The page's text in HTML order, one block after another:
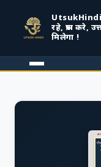
रहे, प्रश्न करे,
मिलेगा !